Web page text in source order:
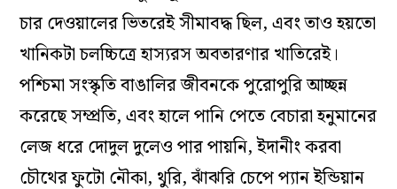
চার দেওয়ালের ভিতরেই সীমাবদ্ধ ছিল, এবং তাও হয়তো
খানিকটা চলচ্চিত্রে হাস্যরস অবতারণার খাতিরেই।
পশ্চিমা সংস্কৃতি বাঙালির জীবনকে পুরোপুরি আচ্ছন্ন
করেছে সম্প্রতি, এবং হালে পানি পেতে বেচারা হনুমানের
লেজ ধরে দোদুল দুলেও পার পায়নি, ইদানীং করবা
চৌথের ফুটো নৌকা, থুরি, ঝাঁঝরি চেপে প্যান ইন্ডিয়ান